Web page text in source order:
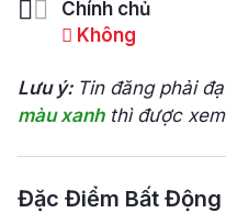
Chính chủ
Không
Lưu ý: Tin đăng phải
màu xanhthì được
Đặc Điểm Bất Động